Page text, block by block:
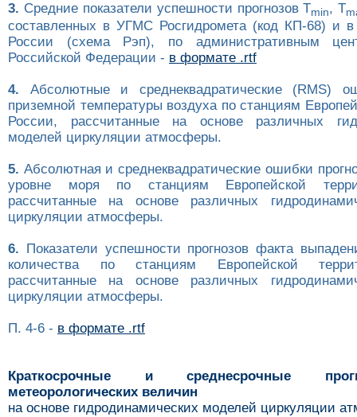
3. Средние показатели успешности прогнозов Tmin, T
составленных в УГМС Росгидромета (код КП-68) и в
России (схема Рэп), по административным
Российской Федерации - в формате .rtf
4. Абсолютные и среднеквадратические (RMS)
приземной температуры воздуха по станциям
России, рассчитанные на основе различных
моделей циркуляции атмосферы.
5. Абсолютная и среднеквадратические ошибки
уровне моря по станциям Европейской
рассчитанные на основе различных
циркуляции атмосферы.
6. Показатели успешности прогнозов факта
количества по станциям Европейской
рассчитанные на основе различных
циркуляции атмосферы.
П. 4-6 - в формате .rtf
Краткосрочные и среднесрочные
метеорологических величин
на основе гидродинамических моделей циркуляции